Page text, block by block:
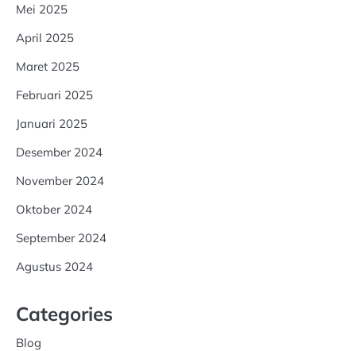
Mei 2025
April 2025
Maret 2025
Februari 2025
Januari 2025
Desember 2024
November 2024
Oktober 2024
September 2024
Agustus 2024
Categories
Blog